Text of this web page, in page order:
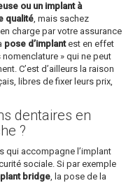
ou un implant à
qualité, mais sachez
charge par votre assurance
pose d’implantest en effet
» qui ne peut
C’est d’ailleurs la raison
libres de fixer leurs prix,
dentaires en
?
qui accompagne l’implant
sociale. Si par exemple
bridge, la pose de la